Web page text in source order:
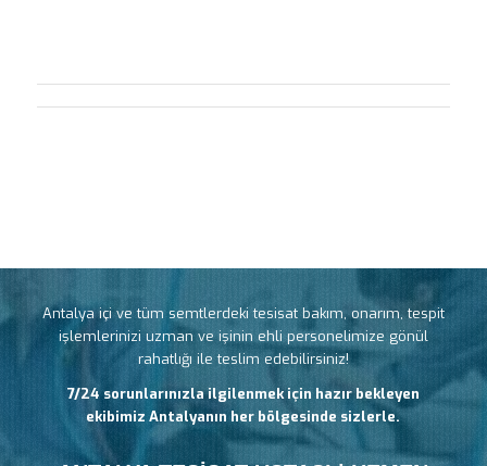
Antalya içi ve tüm semtlerdeki tesisat bakım, onarım, tespit
işlemlerinizi uzman ve işinin ehli personelimize gönül
rahatlığı ile teslim edebilirsiniz!
7/24 sorunlarınızla ilgilenmek için hazır bekleyen
ekibimiz Antalyanın her bölgesinde sizlerle.